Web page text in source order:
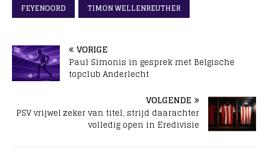
FEYENOORD
TIMON WELLENREUTHER
VORIGE
Paul Simonis in gesprek met Belgische
topclub Anderlecht
VOLGENDE
PSV vrijwel zeker van titel, strijd daarachter
volledig open in Eredivisie